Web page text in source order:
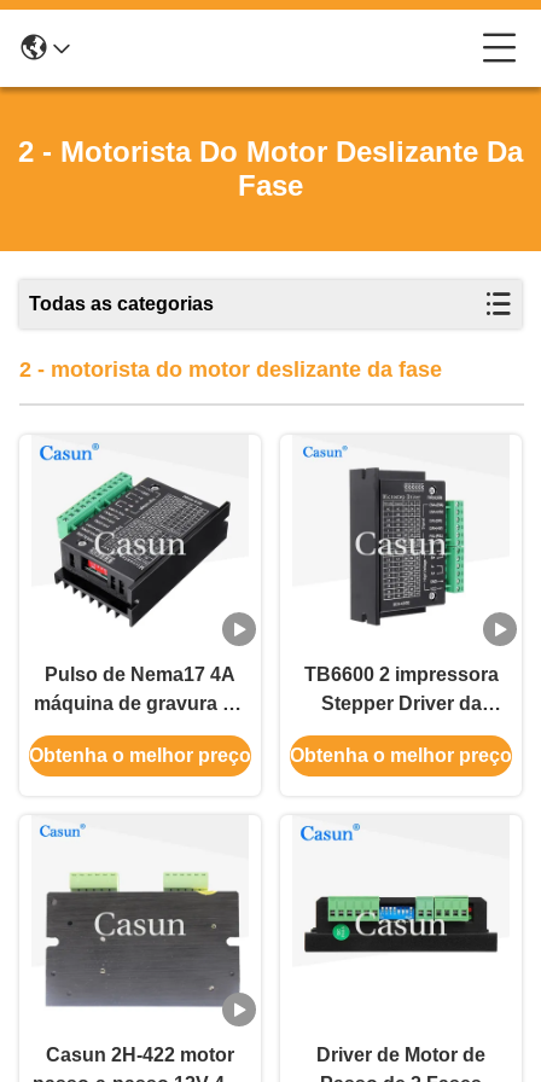
2 - Motorista Do Motor Deslizante Da
Fase
Todas as categorias
2 - motorista do motor deslizante da fase
Pulso de Nema17 4A
máquina de gravura do
CNC de For do
motorista do motor
Obtenha o melhor preço
TB6600 2 impressora
Stepper Driver da
subdivisão 3D do
motorista 32 do motor
Obtenha o melhor preço
Casun 2H-422 motor
Driver de Motor de